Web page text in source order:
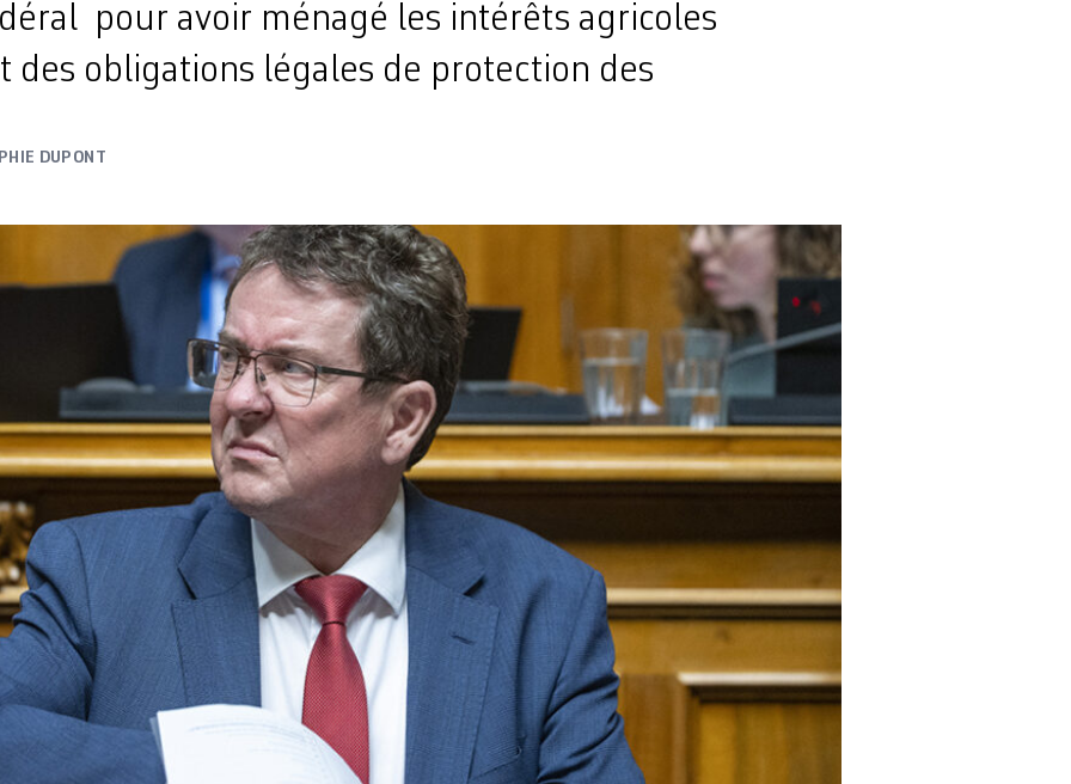
pour avoir ménagé les intérêts agricoles
des obligations légales de protection des
DUPONT